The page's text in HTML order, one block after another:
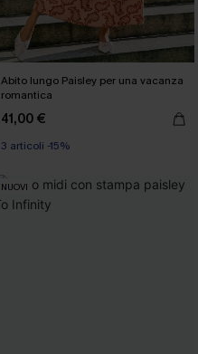
Abito lungo Paisley per una vacanza
romantica
41,00 €
3 articoli -15%
NUOVI